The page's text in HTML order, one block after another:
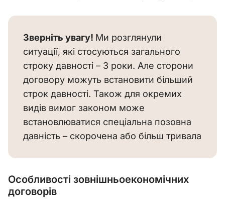
Зверніть увагу! Ми розглянули
ситуації, які стосуються загального
строку давності – 3 роки. Але сторони
договору можуть встановити більший
строк давності. Також для окремих
видів вимог законом може
встановлюватися спеціальна позовна
давність – скорочена або більш тривала
Особливості зовнішньоекономічних
договорів